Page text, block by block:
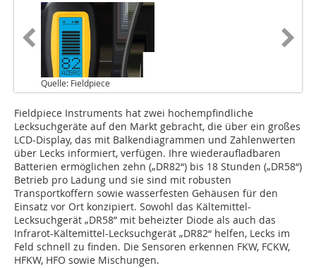
Quelle: Fieldpiece
Fieldpiece Instruments hat zwei hochempfindliche
Lecksuchgeräte auf den Markt gebracht, die über ein großes
LCD-Display, das mit Balkendiagrammen und Zahlenwerten
über Lecks informiert, verfügen. Ihre wiederaufladbaren
Batterien ermöglichen zehn („DR82“) bis 18 Stunden („DR58“)
Betrieb pro Ladung und sie sind mit robusten
Transportkoffern sowie wasserfesten Gehäusen für den
Einsatz vor Ort konzipiert. Sowohl das Kältemittel-
Lecksuchgerät „DR58” mit beheizter Diode als auch das
Infrarot-Kältemittel-Lecksuchgerät „DR82“ helfen, Lecks im
Feld schnell zu finden. Die Sensoren erkennen FKW, FCKW,
HFKW, HFO sowie Mischungen.